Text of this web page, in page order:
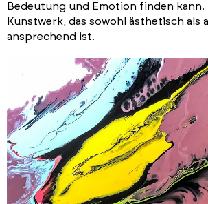
Bedeutung und Emotion finden kann.
Kunstwerk, das sowohl ästhetisch als
ansprechend ist.